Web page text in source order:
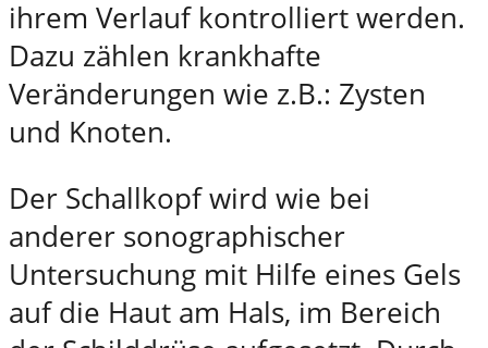
ihrem Verlauf kontrolliert werden.
Dazu zählen krankhafte
Veränderungen wie z.B.: Zysten
und Knoten.
Der Schallkopf wird wie bei
anderer sonographischer
Untersuchung mit Hilfe eines Gels
auf die Haut am Hals, im Bereich